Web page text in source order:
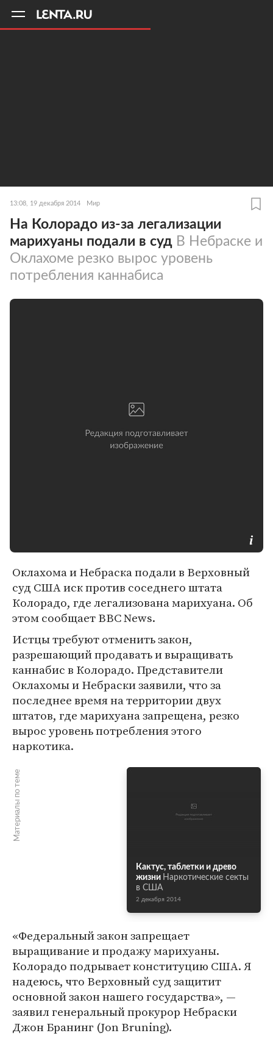
13:08, 19 декабря 2014 Мир
На Колорадо из-за легализации
марихуаны подали в суд В Небраске и
Оклахоме резко вырос уровень
потребления каннабиса
Оклахома и Небраска подали в Верховный
суд США иск против соседнего штата
Колорадо, где легализована марихуана. Об
этом сообщает BBC News.
Истцы требуют отменить закон,
разрешающий продавать и выращивать
каннабис в Колорадо. Представители
Оклахомы и Небраски заявили, что за
последнее время на территории двух
штатов, где марихуана запрещена, резко
вырос уровень потребления этого
наркотика.
Материалы по теме
Кактус, таблетки и древо
жизни Наркотические секты
в США
2 декабря 2014
«Федеральный закон запрещает
выращивание и продажу марихуаны.
Колорадо подрывает конституцию США. Я
надеюсь, что Верховный суд защитит
основной закон нашего государства», —
заявил генеральный прокурор Небраски
Джон Бранинг (Jon Bruning).